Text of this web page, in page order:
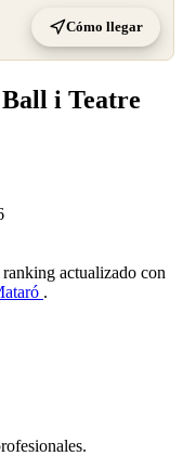
Cómo llegar
Ball i Teatre
actualizado con
.